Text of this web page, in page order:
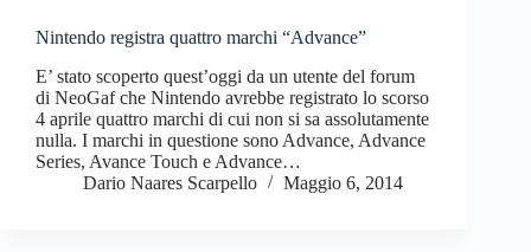
Nintendo registra quattro marchi “Advance”
E’ stato scoperto quest’oggi da un utente del forum
di NeoGaf che Nintendo avrebbe registrato lo scorso
4 aprile quattro marchi di cui non si sa assolutamente
nulla. I marchi in questione sono Advance, Advance
Series, Avance Touch e Advance…
Dario Naares Scarpello
Maggio 6, 2014